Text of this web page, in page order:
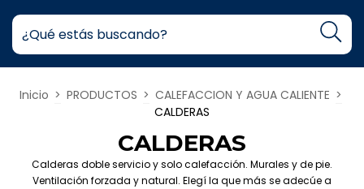
Inicio > PRODUCTOS > CALEFACCION Y AGUA CALIENTE >
CALDERAS
CALDERAS
Calderas doble servicio y solo calefacción. Murales y de pie.
Ventilación forzada y natural. Elegí la que más se adecúe a